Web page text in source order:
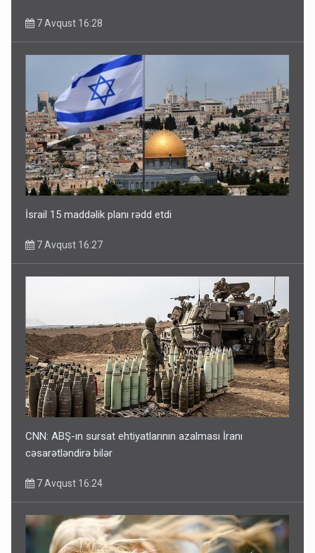
7 Avqust 16:28
İsrail 15 maddəlik planı rədd etdi
7 Avqust 16:27
CNN: ABŞ-ın sursat ehtiyatlarının azalması İranı
cəsarətləndirə bilər
7 Avqust 16:24